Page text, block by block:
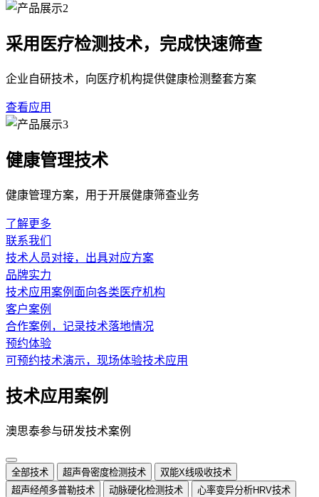
采用医疗检测技术，完成快速筛查
企业自研技术，向医疗机构提供健康检测整套方案
查看应用
健康管理技术
健康管理方案，用于开展健康筛查业务
了解更多
联系我们
技术人员对接，出具对应方案
品牌实力
技术应用案例面向各类医疗机构
客户案例
合作案例，记录技术落地情况
预约体验
可预约技术演示，现场体验技术应用
技术应用案例
澳思泰参与研发技术案例
全部技术 超声骨密度检测技术
双能X线吸收技术
超声经颅多普勒技术
动脉硬化检测技术
心率变异分析HRV技术